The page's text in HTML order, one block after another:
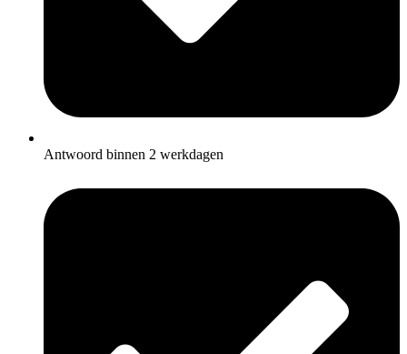
Antwoord binnen 2 werkdagen